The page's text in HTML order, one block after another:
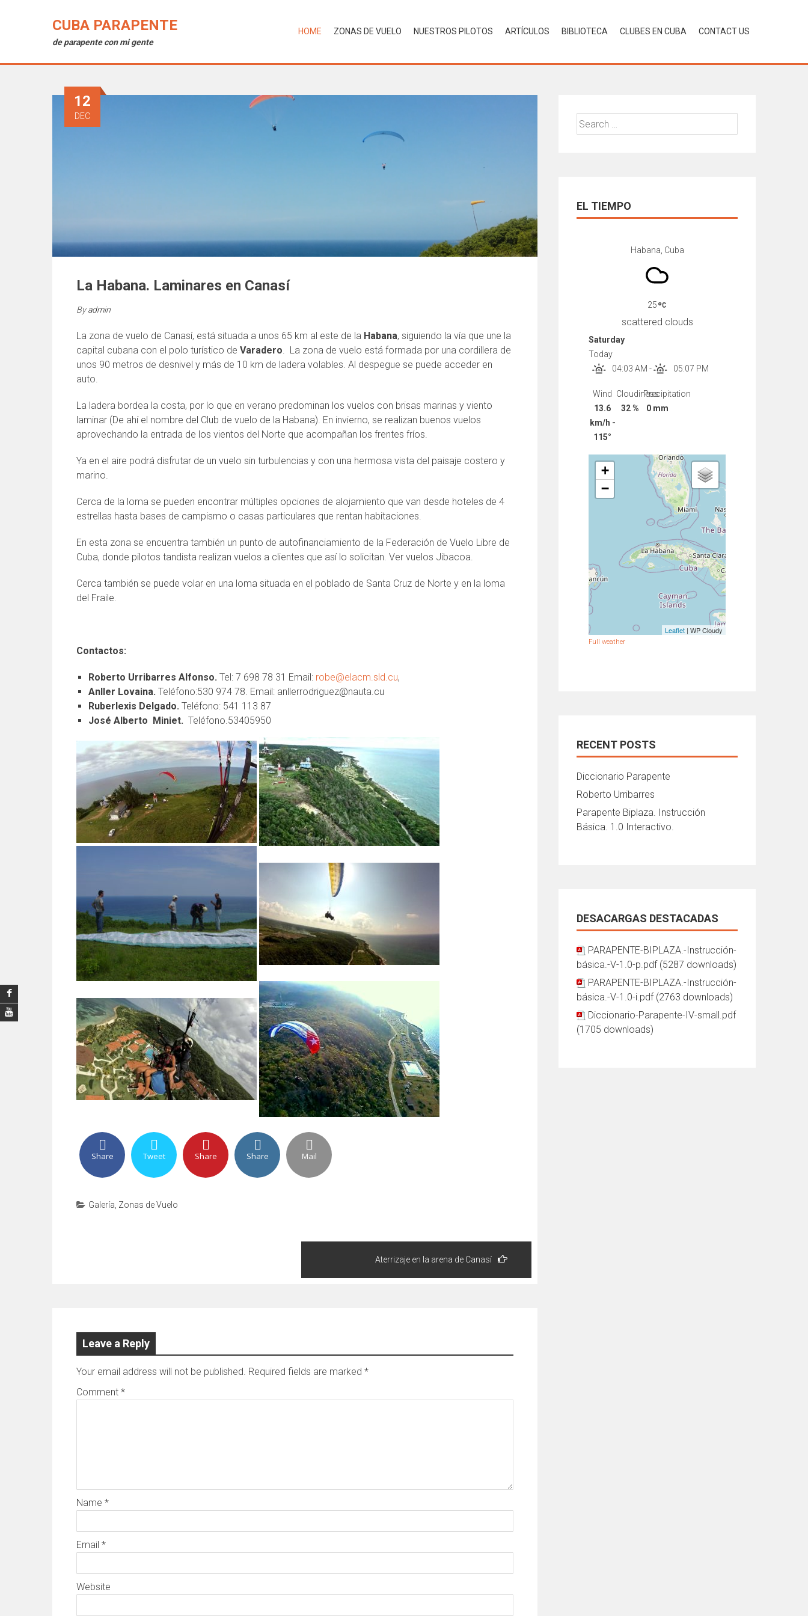
CUBA PARAPENTE
de parapente con mi gente
HOME ZONAS DE VUELO NUESTROS PILOTOS ARTÍCULOS BIBLIOTECA CLUBES EN CUBA CONTACT US
La Habana. Laminares en Canasí
12
DEC
Byadmin
La zona de vuelo de Canasí, está situada a unos 65 km al este de la Habana, siguiendo la vía que une la
capital cubana con el polo turístico de Varadero. La zona de vuelo está formada por una cordillera de
unos 90 metros de desnivel y más de 10 km de ladera volables. Al despegue se puede acceder en
auto.
La ladera bordea la costa, por lo que en verano predominan los vuelos con brisas marinas y viento
laminar (De ahí el nombre del Club de vuelo de la Habana). En invierno, se realizan buenos vuelos
aprovechando la entrada de los vientos del Norte que acompañan los frentes fríos.
Ya en el aire podrá disfrutar de un vuelo sin turbulencias y con una hermosa vista del paisaje costero y
marino.
Cerca de la loma se pueden encontrar múltiples opciones de alojamiento que van desde hoteles de 4
estrellas hasta bases de campismo o casas particulares que rentan habitaciones.
En esta zona se encuentra también un punto de autofinanciamiento de la Federación de Vuelo Libre de
Cuba, donde pilotos tandista realizan vuelos a clientes que así lo solicitan. Ver vuelos Jibacoa.
Cerca también se puede volar en una loma situada en el poblado de Santa Cruz de Norte y en la loma
del Fraile.
Contactos:
Roberto Urribarres Alfonso. Tel: 7 698 78 31 Email: robe@elacm.sld.cu,
Anller Lovaina. Teléfono:530 974 78. Email: anllerrodriguez@nauta.cu
Ruberlexis Delgado. Teléfono: 541 113 87
José Alberto Miniet. Teléfono.53405950
Share Tweet Share Share Mail
Galería Zonas de Vuelo
Aterrizaje en la arena de Canasí
Leave a Reply
Your email address will not be published. Required fields are marked *
Comment *
Name *
Email *
Website
Search
for:
EL TIEMPO
Habana, Cuba
25
scattered clouds
Saturday
Today
04:03 AM - 05:07 PM
Wind
13.6
km/h -
115°
Cloudiness
32 %
Precipitation
0 mm
+
−
Leaflet | WP Cloudy
Full weather
RECENT POSTS
Diccionario Parapente
Roberto Urribarres
Parapente Biplaza. Instrucción
Básica. 1.0 Interactivo.
DESACARGAS DESTACADAS
PARAPENTE-BIPLAZA.-Instrucción-
básica.-V-1.0-p.pdf (5287 downloads)
PARAPENTE-BIPLAZA.-Instrucción-
básica.-V-1.0-i.pdf (2763 downloads)
Diccionario-Parapente-IV-small.pdf
(1705 downloads)